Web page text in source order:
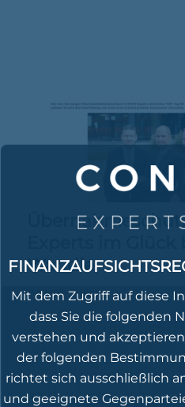
Wandler
Januar 9, 2018
Kaum gestartet, kann
Wandelanleiheexperten
Bernhard Birawe und
CONVEX Experts Erfolge
Mit dem Zugriff auf diese
dass Sie die folgenden
verstehen und
der folgenden
richtet sich ausschließlich
und geeignete